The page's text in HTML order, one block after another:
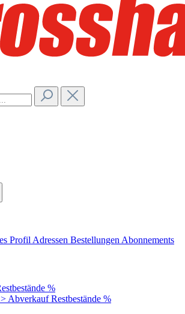
Profil Adressen Bestellungen Abonnements
%
Abverkauf Restbestände %